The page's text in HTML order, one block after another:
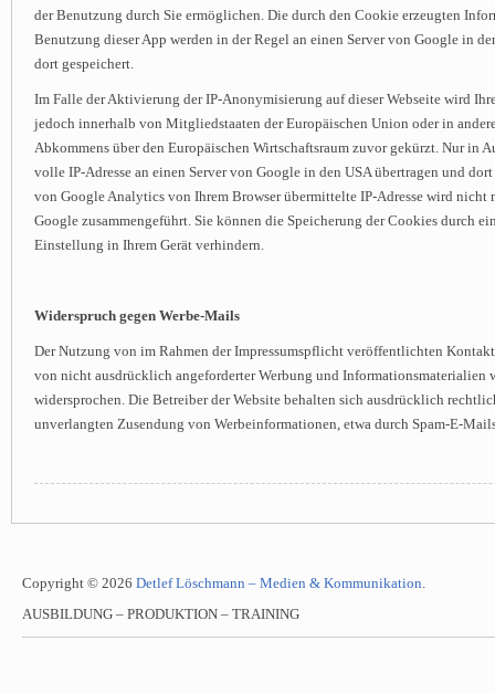
der Benutzung durch Sie ermöglichen. Die durch den Cookie erzeugten
Benutzung dieser App werden in der Regel an einen Server von Google in
dort gespeichert.
Im Falle der Aktivierung der IP-Anonymisierung auf dieser Webseite wird
jedoch innerhalb von Mitgliedstaaten der Europäischen Union oder in
Abkommens über den Europäischen Wirtschaftsraum zuvor gekürzt. Nur in
volle IP-Adresse an einen Server von Google in den USA übertragen und
von Google Analytics von Ihrem Browser übermittelte IP-Adresse wird nicht
Google zusammengeführt. Sie können die Speicherung der Cookies durch
Einstellung in Ihrem Gerät verhindern.
Widerspruch gegen Werbe-Mails
Der Nutzung von im Rahmen der Impressumspflicht veröffentlichten
von nicht ausdrücklich angeforderter Werbung und Informationsmaterialien
widersprochen. Die Betreiber der Website behalten sich ausdrücklich
unverlangten Zusendung von Werbeinformationen, etwa durch Spam-E-
Copyright © 2026 Detlef Löschmann – Medien & Kommunikation.
AUSBILDUNG – PRODUKTION – TRAINING